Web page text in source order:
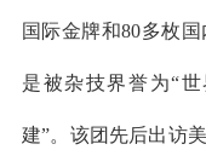
国际金牌和80多枚
是被杂技界誉为“
建”。该团先后出访